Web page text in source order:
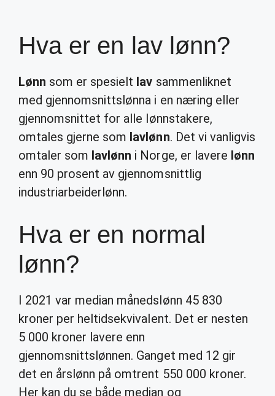
Hva er en lav lønn?
Lønn som er spesielt lav sammenliknet
med gjennomsnittslønna i en næring eller
gjennomsnittet for alle lønnstakere,
omtales gjerne som lavlønn. Det vi vanligvis
omtaler som lavlønn i Norge, er lavere lønn
enn 90 prosent av gjennomsnittlig
industriarbeiderlønn.
Hva er en normal
lønn?
I 2021 var median månedslønn 45 830
kroner per heltidsekvivalent. Det er nesten
5 000 kroner lavere enn
gjennomsnittslønnen. Ganget med 12 gir
det en årslønn på omtrent 550 000 kroner.
Her kan du se både median og